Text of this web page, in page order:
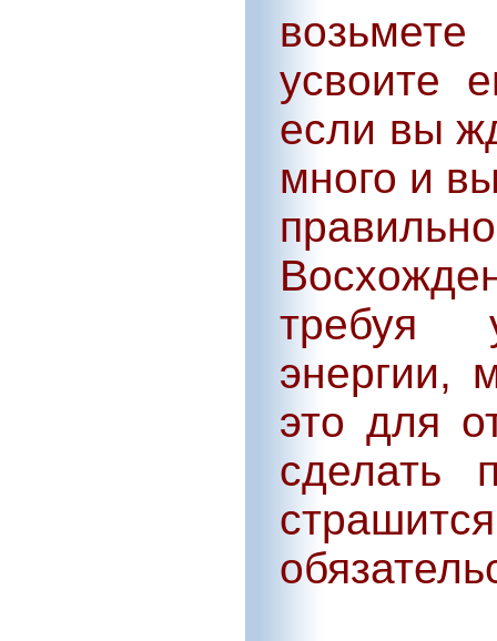
усвоите
если вы
много и
требуя
энергии,
это для
сделать